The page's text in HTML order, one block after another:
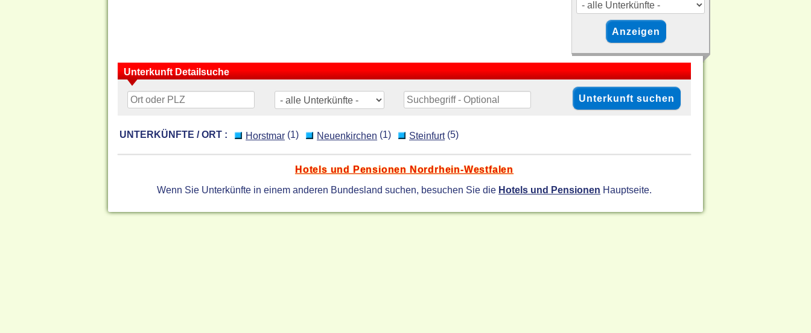
Unterkunft Detailsuche
UNTERKÜNFTE / ORT : Horstmar (1) Neuenkirchen (1) Steinfurt(5)
Hotels und Pensionen Nordrhein-Westfalen
Wenn Sie Unterkünfte in einem anderen Bundesland suchen, besuchen Sie die Hotels und Pensionen Hauptseite.